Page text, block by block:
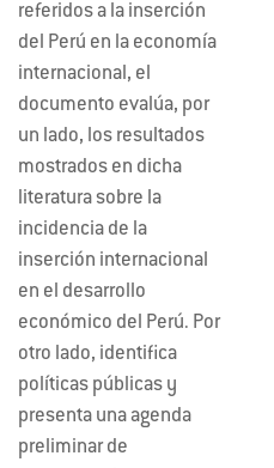
referidos a la inserción
del Perú en la economía
internacional, el
documento evalúa, por
un lado, los resultados
mostrados en dicha
literatura sobre la
incidencia de la
inserción internacional
en el desarrollo
económico del Perú. Por
otro lado, identifica
políticas públicas y
presenta una agenda
preliminar de